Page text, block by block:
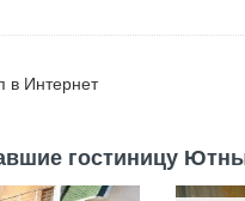
в Интернет
гостиницу